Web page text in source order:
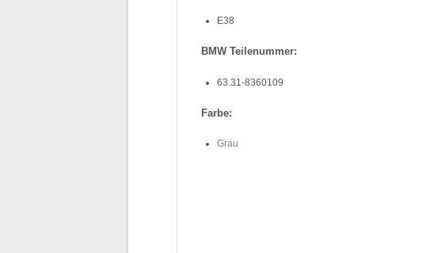
E38
BMW Teilenummer:
63.31-8360109
Farbe:
Grau